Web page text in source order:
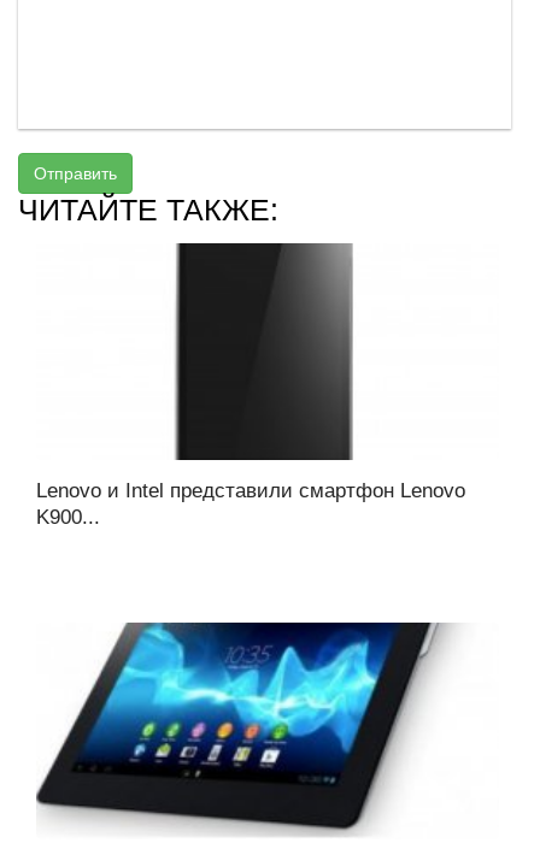
Отправить
ЧИТАЙТЕ ТАКЖЕ:
Lenovo и Intel представили смартфон Lenovo
K900...